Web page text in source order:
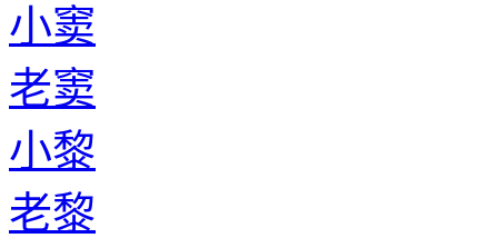
小窦
老窦
小黎
老黎